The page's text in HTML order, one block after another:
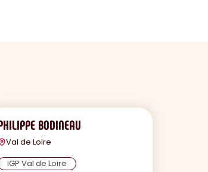
BODINEAU
Val de Loire
IGP Val de Loire